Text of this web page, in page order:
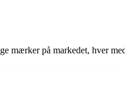
mærker på markedet, hver